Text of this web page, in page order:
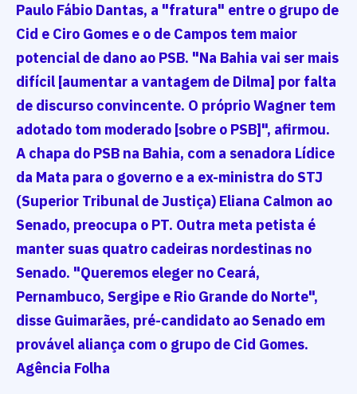
Paulo Fábio Dantas, a "fratura" entre o grupo de
Cid e Ciro Gomes e o de Campos tem maior
potencial de dano ao PSB. "Na Bahia vai ser mais
difícil [aumentar a vantagem de Dilma] por falta
de discurso convincente. O próprio Wagner tem
adotado tom moderado [sobre o PSB]", afirmou.
A chapa do PSB na Bahia, com a senadora Lídice
da Mata para o governo e a ex-ministra do STJ
(Superior Tribunal de Justiça) Eliana Calmon ao
Senado, preocupa o PT. Outra meta petista é
manter suas quatro cadeiras nordestinas no
Senado. "Queremos eleger no Ceará,
Pernambuco, Sergipe e Rio Grande do Norte",
disse Guimarães, pré-candidato ao Senado em
provável aliança com o grupo de Cid Gomes.
Agência Folha